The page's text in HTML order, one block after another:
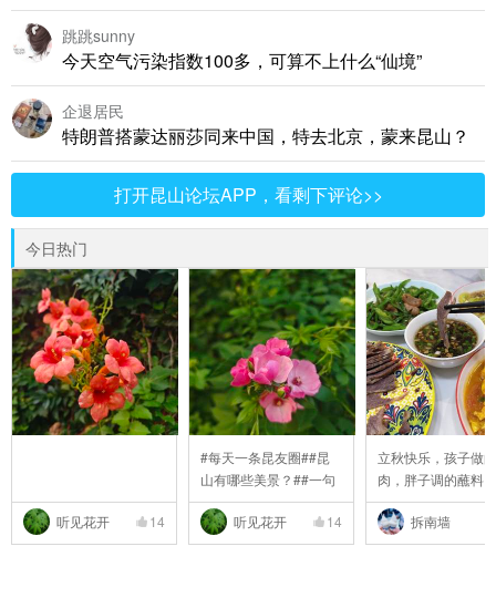
跳跳sunny
今天空气污染指数100多，可算不上什么“仙境”
企退居民
特朗普搭蒙达丽莎同来中国，特去北京，蒙来昆山？
打开昆山论坛APP，看剩下评论>>
今日热门
听见花开 14
#每天一条昆友圈##昆
山有哪些美景？##一句
..
听见花开
14
立秋快乐，孩子做
肉，胖子调的蘸料
..
拆南墙